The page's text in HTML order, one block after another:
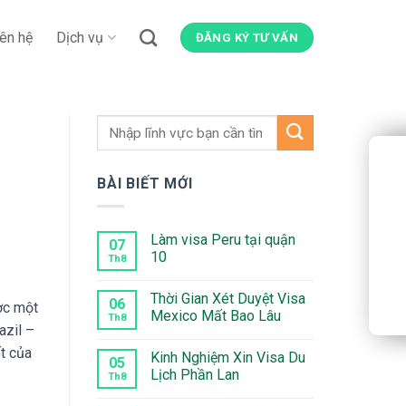
hệ Dịch vụ ĐĂNG KÝ TƯ VẤN
một
–
của
BÀI BIẾT MỚI
07
Th8
Làm visa Peru tại quận
10
bình
luận
ở
Peru
tại
quận
06
Th8
Thời Gian Xét Duyệt Visa
Mexico Mất Bao Lâu
bình
luận
ở
05
Th8
Kinh Nghiệm Xin Visa Du
Lịch Phần Lan